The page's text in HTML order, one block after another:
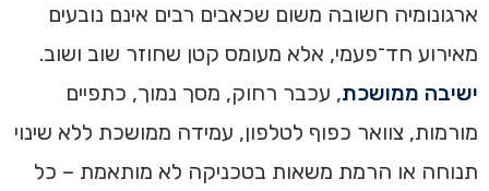
ארגונומיה חשובה משום שכאבים רבים אינם נובעים
מאירוע חד־פעמי, אלא מעומס קטן שחוזר שוב ושוב.
ישיבה ממושכת, עכבר רחוק, מסך נמוך, כתפיים
מורמות, צוואר כפוף לטלפון, עמידה ממושכת ללא שינוי
תנוחה או הרמת משאות בטכניקה לא מותאמת – כל